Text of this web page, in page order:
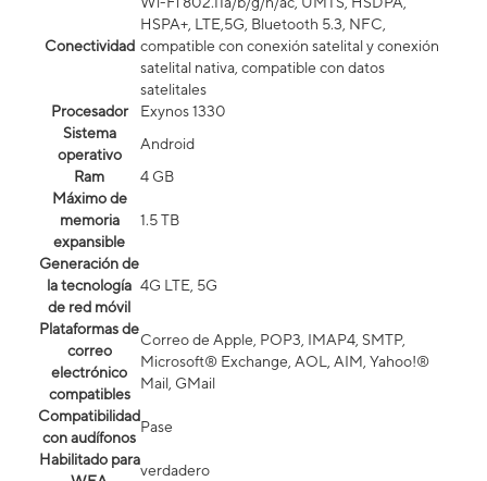
Conectividad
HSPA+, LTE,5G, Bluetooth 5.3, NFC,
compatible con conexión satelital y conexión
satelital nativa, compatible con datos
satelitales
Procesador
Exynos 1330
Sistema
operativo
Android
Ram
4 GB
Máximo de
memoria
expansible
1.5 TB
Generación de
la tecnología
de red móvil
4G LTE, 5G
Plataformas de
correo
electrónico
compatibles
Correo de Apple, POP3, IMAP4, SMTP,
Microsoft® Exchange, AOL, AIM, Yahoo!®
Mail, GMail
Compatibilidad
con audífonos
Pase
Habilitado para
verdadero